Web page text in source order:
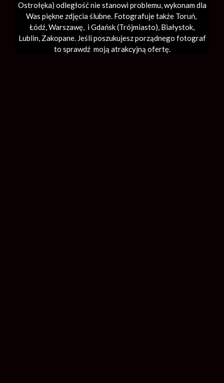
Ostrołęka) odległość nie stanowi problemu, wykonam dla
Was piękne zdjęcia ślubne. Fotografuje także Toruń,
Łódź,Warszawę, i Gdańsk (Trójmiasto), Białystok,
Lublin, Zakopane. Jeśli poszukujesz porządnego fotograf
to sprawdź moją atrakcyjną ofertę.